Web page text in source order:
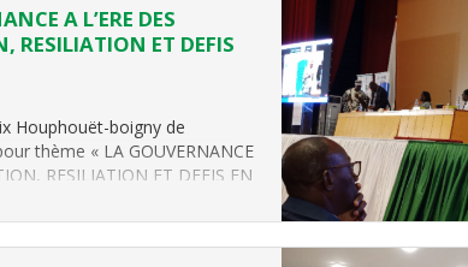
A L’ERE DES
RESILIATION ET DEFIS
Houphouët-boigny de
thème « LA GOUVERNANCE
RESILIATION ET DEFIS EN
orale, affichée et